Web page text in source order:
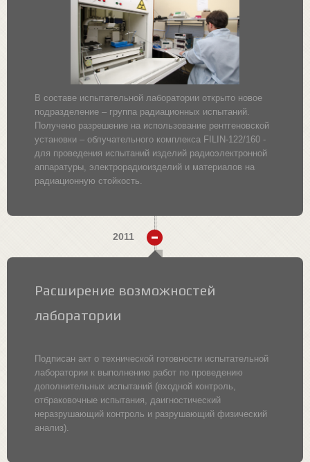
В составе испытательной лаборатории открыто новое
подразделение – группа радиационных испытаний.
Получено разрешение на использование рентгеновской
установки – облучательного комплекса FILIN-122/160 -
для проведения испытаний изделий радиоэлектронной
аппаратуры, электрорадиоизделий и материалов на
радиационную стойкость.
2011
Расширение возможностей
лаборатории
Подписан акт о технической готовности испытательной
лаборатории к выполнению работ по проведению
дополнительных испытаний (входной контроль,
отбраковочные испытания, даигностический
неразрушающий контроль и разрушающий физический
анализ).